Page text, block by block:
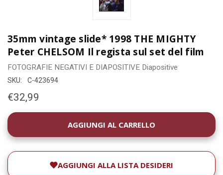
35mm vintage slide* 1998 THE MIGHTY
Peter CHELSOM Il regista sul set del film
FOTOGRAFIE NEGATIVI E DIAPOSITIVE Diapositive
SKU: C-423694
€32,99
DISPONIBILITÀ
ATTUALE:
AGGIUNGI ALLA LISTA DESIDERI